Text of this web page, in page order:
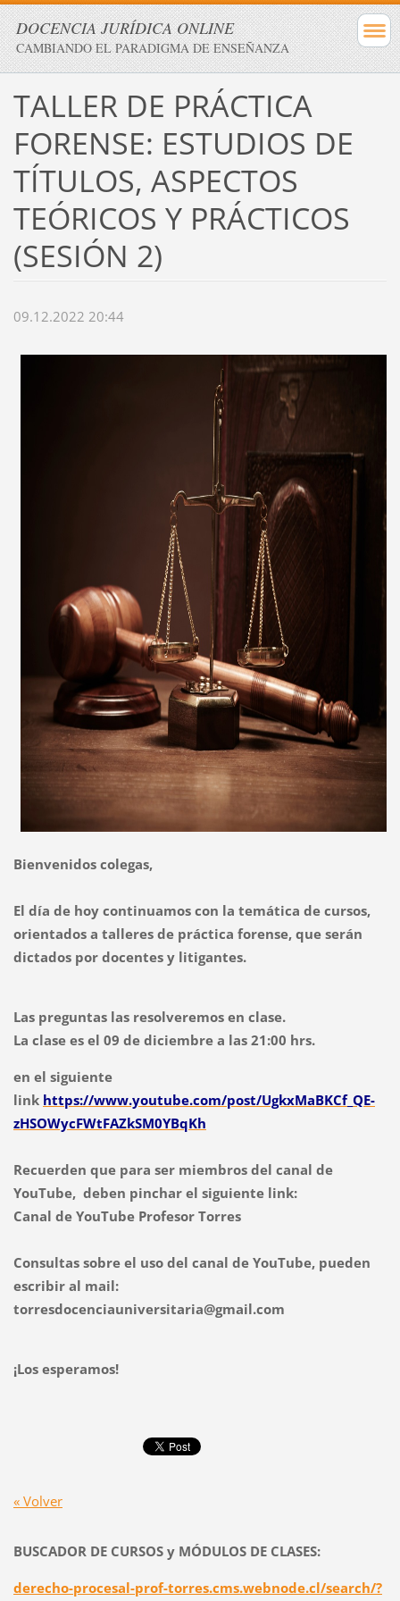
DOCENCIA JURÍDICA ONLINE
CAMBIANDO EL PARADIGMA DE ENSEÑANZA
TALLER DE PRÁCTICA
FORENSE: ESTUDIOS DE
TÍTULOS, ASPECTOS
TEÓRICOS Y PRÁCTICOS
(SESIÓN 2)
09.12.2022 20:44
Bienvenidos colegas,
El día de hoy continuamos con la temática de cursos,
orientados a talleres de práctica forense, que serán
dictados por docentes y litigantes.
Las preguntas las resolveremos en clase.
La clase es el 09 de diciembre a las 21:00 hrs.
en el siguiente
link https://www.youtube.com/post/UgkxMaBKCf_QE-
zHSOWycFWtFAZkSM0YBqKh
Recuerden que para ser miembros del canal de
YouTube, deben pinchar el siguiente link:
Canal de YouTube Profesor Torres
Consultas sobre el uso del canal de YouTube, pueden
escribir al mail:
torresdocenciauniversitaria@gmail.com
¡Los esperamos!
« Volver
BUSCADOR DE CURSOS y MÓDULOS DE CLASES:
derecho-procesal-prof-torres.cms.webnode.cl/search/?